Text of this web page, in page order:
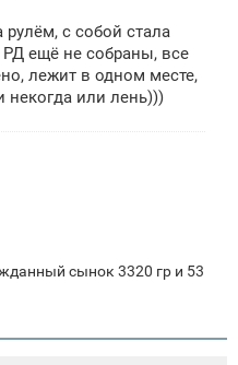
рулём, с собой стала
ещё не собраны, все
лежит в одном месте,
некогда или лень)))
сынок 3320 гр и 53